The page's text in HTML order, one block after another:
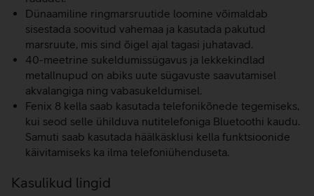
Dünaamiline ringmarsruutide loomine võimaldab
sisestada soovitud vahemaa ja kasutada pakutud
marsruute, mis sind õigel ajal tagasi juhatavad.
40-meetrine sukeldumissügavus ja lekkekindlad
metallnupud on abiks uute sügavuste saavutamisel
akvalangiga ning vabasukeldumisel.
Fenix 8 kella saab kasutada telefonikõnede tegemiseks,
kui seod selle ühilduva nutitelefoniga Bluetoothi kaudu.
Samuti saab kasutada häälkäsklusi kella funktsioonide
käivitamiseks ka ilma telefoniühenduseta.
Kasulikud lingid